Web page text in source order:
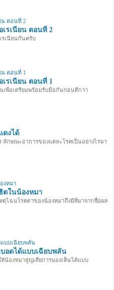
รเนียน ตอนที่ 2
เนียนกันครับ
รเนียน ตอนที่ 1
พื่อเตรียมพร้อมรับมือกันก่อนดีกว่า
ดงได้
ลักษณะอาการของแต่ละโรคเป็นอย่างไรมา
ตในน้องหมา
ตุไฉนโรคตาของน้องหมาถึงมีที่มาจากชื่อผล
อดได้แบบเฉียบพลัน
ห้น้องหมาสูญเสียการมองเห็นได้แบบ